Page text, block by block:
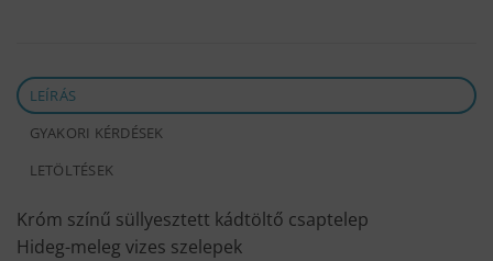
LEÍRÁS
GYAKORI KÉRDÉSEK
LETÖLTÉSEK
Króm színű süllyesztett kádtöltő csaptelep
Hideg-meleg vizes szelepek